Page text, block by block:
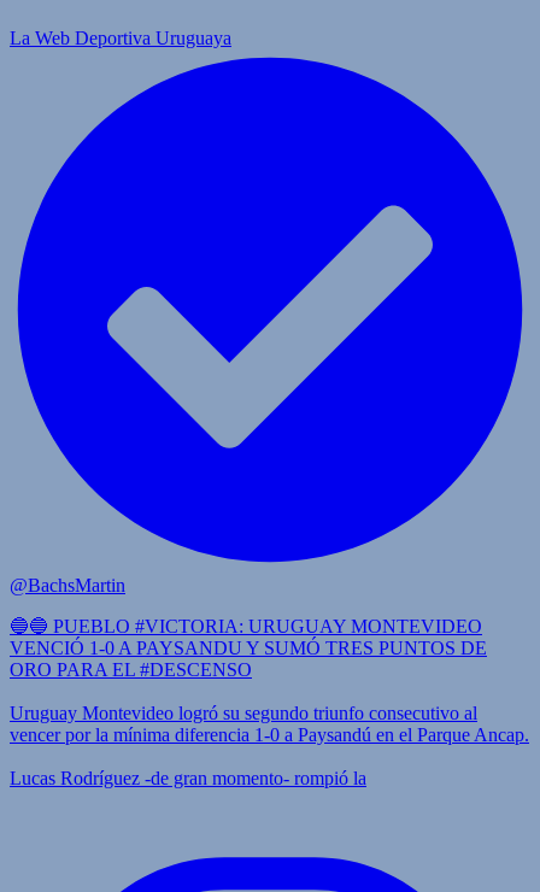
La Web Deportiva Uruguaya
@BachsMartin
🔵🔵 PUEBLO #VICTORIA: URUGUAY MONTEVIDEO
VENCIÓ 1-0 A PAYSANDU Y SUMÓ TRES PUNTOS DE
ORO PARA EL #DESCENSO
Uruguay Montevideo logró su segundo triunfo consecutivo al
vencer por la mínima diferencia 1-0 a Paysandú en el Parque Ancap.
Lucas Rodríguez -de gran momento- rompió la